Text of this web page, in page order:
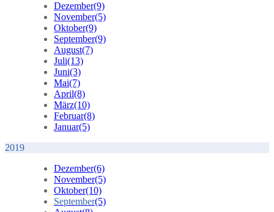
Dezember(9)
November(5)
Oktober(9)
September(9)
August(7)
Juli(13)
Juni(3)
Mai(7)
April(8)
März(10)
Februar(8)
Januar(5)
2019
Dezember(6)
November(5)
Oktober(10)
September(5)